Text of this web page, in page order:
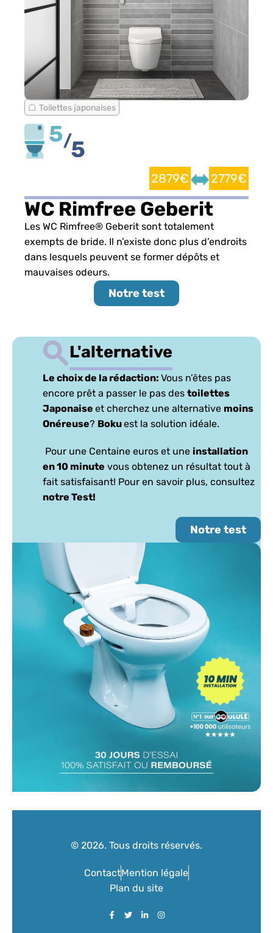
Toilettes japonaises
2879€ 2779€
WC Rimfree Geberit
Les WC Rimfree® Geberit sont totalement
exempts de bride. Il n’existe donc plus d’endroits
dans lesquels peuvent se former dépôts et
mauvaises odeurs.
Notre test
L'alternative
Le choix de la rédaction: Vous n’êtes pas
encore prêt a passer le pas des toilettes
Japonaise et cherchez une alternative moins
Onéreuse? Bokuest la solution idéale.
Pour une Centaine euros et une installation
en 10 minute vous obtenez un résultat tout à
fait satisfaisant! Pour en savoir plus, consultez
notre Test!
Notre test
© 2026. Tous droits réservés.
ContactMention légale
Plan du site